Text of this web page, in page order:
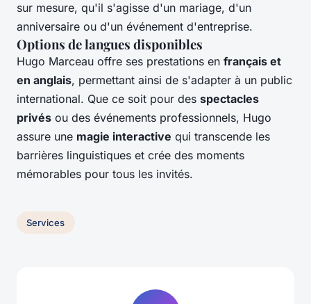
sur mesure, qu'il s'agisse d'un mariage, d'un
anniversaire ou d'un événement d'entreprise.
Options de langues disponibles
Hugo Marceau offre ses prestations en français et
en anglais, permettant ainsi de s'adapter à un public
international. Que ce soit pour des spectacles
privés ou des événements professionnels, Hugo
assure une magie interactive qui transcende les
barrières linguistiques et crée des moments
mémorables pour tous les invités.
Services